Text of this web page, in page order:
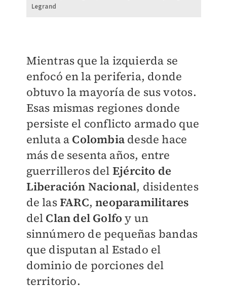
Legrand
Mientras que la izquierda se
enfocó en la periferia, donde
obtuvo la mayoría de sus votos.
Esas mismas regiones donde
persiste el conflicto armado que
enluta a Colombia desde hace
más de sesenta años, entre
guerrilleros del Ejército de
Liberación Nacional, disidentes
de lasFARC,neoparamilitares
del Clan del Golfo y un
sinnúmero de pequeñas bandas
que disputan al Estado el
dominio de porciones del
territorio.